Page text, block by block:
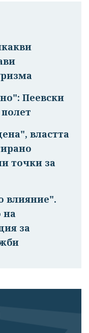
Пеевски
властта
точки за
влияние".
на
за